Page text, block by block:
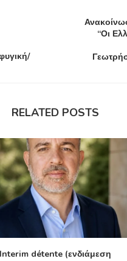
“Οι
RELATED POSTS
Interim détente (ενδιάμεση